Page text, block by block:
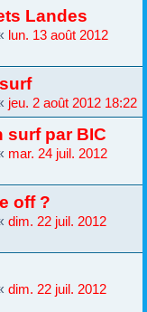
Landes
lun. 13 août 2012
jeu. 2 août 2012 18:22
surf par BIC
mar. 24 juil. 2012
off ?
dim. 22 juil. 2012
dim. 22 juil. 2012